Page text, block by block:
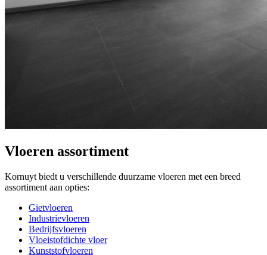
Vloeren assortiment
Kornuyt biedt u verschillende duurzame vloeren met een breed
assortiment aan opties:
Gietvloeren
Industrievloeren
Bedrijfsvloeren
Vloeistofdichte vloer
Kunststofvloeren